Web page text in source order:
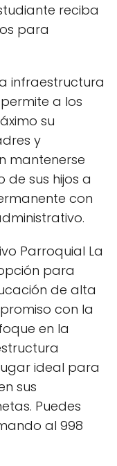
reciba
para
infraestructura
a los
su
y
mantenerse
sus hijos a
con
Parroquial La
para
de alta
con la
en la
ideal para
sus
Puedes
al 998